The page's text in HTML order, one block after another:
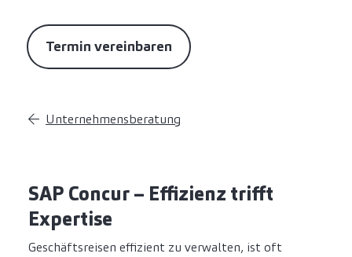
Termin vereinbaren
Unternehmensberatung
SAP Concur – Effizienz trifft
Expertise
Geschäftsreisen effizient zu verwalten, ist oft